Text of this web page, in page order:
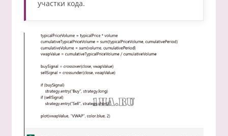
участки кода.